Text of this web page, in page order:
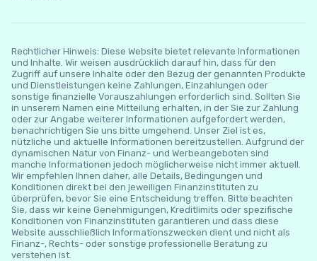
Rechtlicher Hinweis: Diese Website bietet relevante Informationen
und Inhalte. Wir weisen ausdrücklich darauf hin, dass für den
Zugriff auf unsere Inhalte oder den Bezug der genannten Produkte
und Dienstleistungen keine Zahlungen, Einzahlungen oder
sonstige finanzielle Vorauszahlungen erforderlich sind. Sollten Sie
in unserem Namen eine Mitteilung erhalten, in der Sie zur Zahlung
oder zur Angabe weiterer Informationen aufgefordert werden,
benachrichtigen Sie uns bitte umgehend. Unser Ziel ist es,
nützliche und aktuelle Informationen bereitzustellen. Aufgrund der
dynamischen Natur von Finanz- und Werbeangeboten sind
manche Informationen jedoch möglicherweise nicht immer aktuell.
Wir empfehlen Ihnen daher, alle Details, Bedingungen und
Konditionen direkt bei den jeweiligen Finanzinstituten zu
überprüfen, bevor Sie eine Entscheidung treffen. Bitte beachten
Sie, dass wir keine Genehmigungen, Kreditlimits oder spezifische
Konditionen von Finanzinstituten garantieren und dass diese
Website ausschließlich Informationszwecken dient und nicht als
Finanz-, Rechts- oder sonstige professionelle Beratung zu
verstehen ist.